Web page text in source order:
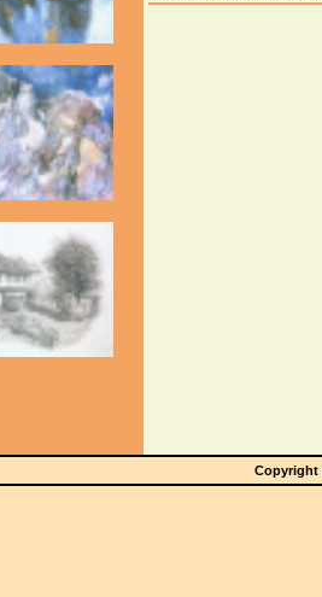
Copyright